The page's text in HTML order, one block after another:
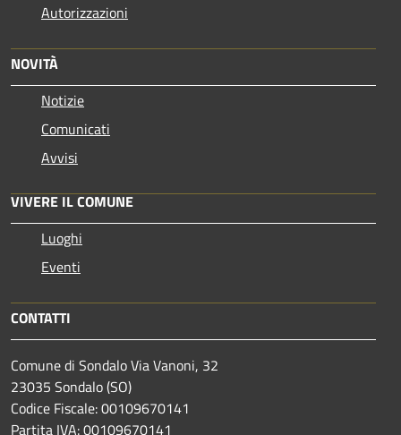
Autorizzazioni
NOVITÀ
Notizie
Comunicati
Avvisi
VIVERE IL COMUNE
Luoghi
Eventi
CONTATTI
Comune di Sondalo Via Vanoni, 32
23035 Sondalo (SO)
Codice Fiscale: 00109670141
Partita IVA: 00109670141